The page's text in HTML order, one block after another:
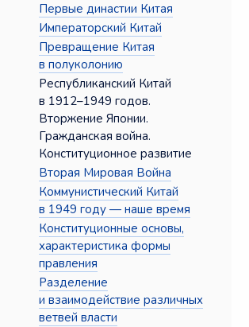
Первые династии Китая
Императорский Китай
Превращение Китая
в полуколонию
Республиканский Китай
в 1912–1949 годов.
Вторжение Японии.
Гражданская война.
Конституционное развитие
Вторая Мировая Война
Коммунистический Китай
в 1949 году — наше время
Конституционные основы,
характеристика формы
правления
Разделение
и взаимодействие различных
ветвей власти